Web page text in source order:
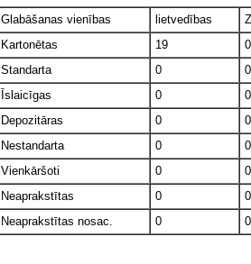
Glabāšanas vienības lietvedības
Kartonētas 19 0
Standarta
0 0
Īslaicīgas
0 0
Depozitāras
0 0
Nestandarta
0 0
Vienkāršoti
0 0
Neaprakstītas
0 0
Neaprakstītas nosac.
0 0